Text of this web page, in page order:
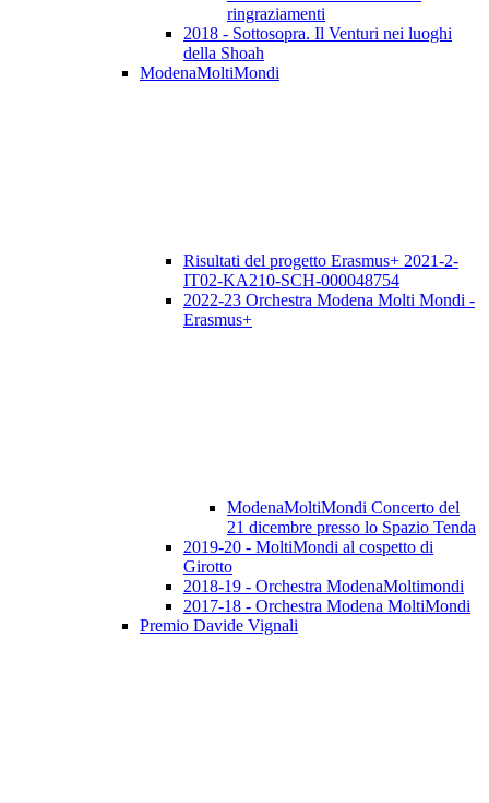
ringraziamenti
2018 - Sottosopra. Il Venturi nei luoghi
della Shoah
ModenaMoltiMondi
Risultati del progetto Erasmus+ 2021-2-
IT02-KA210-SCH-000048754
2022-23 Orchestra Modena Molti Mondi -
Erasmus+
ModenaMoltiMondi Concerto del
21 dicembre presso lo Spazio Tenda
2019-20 - MoltiMondi al cospetto di
Girotto
2018-19 - Orchestra ModenaMoltimondi
2017-18 - Orchestra Modena MoltiMondi
Premio Davide Vignali